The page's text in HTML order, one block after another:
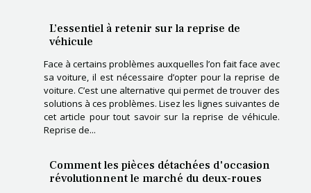
L’essentiel à retenir sur la reprise de
véhicule
Face à certains problèmes auxquelles l’on fait face avec
sa voiture, il est nécessaire d’opter pour la reprise de
voiture. C’est une alternative qui permet de trouver des
solutions à ces problèmes. Lisez les lignes suivantes de
cet article pour tout savoir sur la reprise de véhicule.
Reprise de...
Comment les pièces détachées d'occasion
révolutionnent le marché du deux-roues